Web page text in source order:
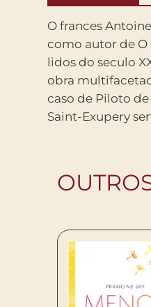
O frances
como autor de
lidos do seculo
obra
caso de Piloto
Saint-Exupery
francesas. Em
regiao de Arras,
risco. Em parte
sobre o sentido
mas uma